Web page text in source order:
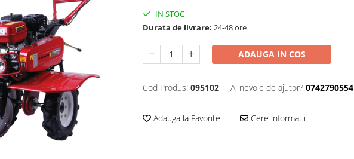
IN STOC
Durata de livrare: 24-48 ore
ADAUGA IN COS
Cod Produs: 095102 Ai nevoie de ajutor? 0742790554
Adauga la Favorite Cere informatii